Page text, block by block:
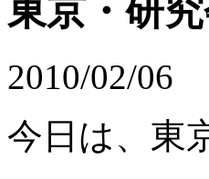
東京・研
2010/02/06
今日は、東